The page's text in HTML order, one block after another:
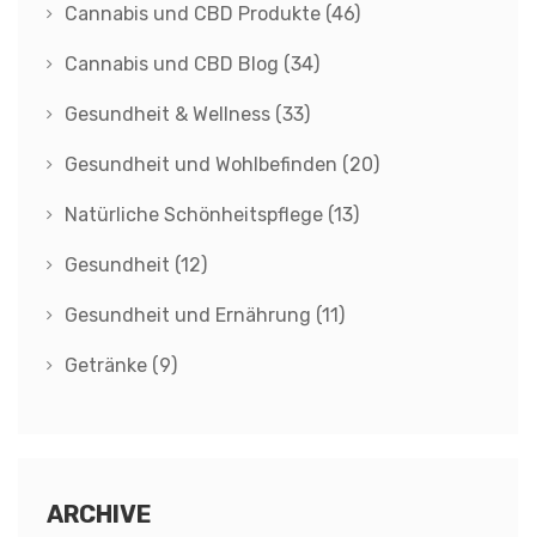
Cannabis und CBD Produkte (46)
Cannabis und CBD Blog (34)
Gesundheit & Wellness (33)
Gesundheit und Wohlbefinden (20)
Natürliche Schönheitspflege (13)
Gesundheit (12)
Gesundheit und Ernährung (11)
Getränke (9)
ARCHIVE